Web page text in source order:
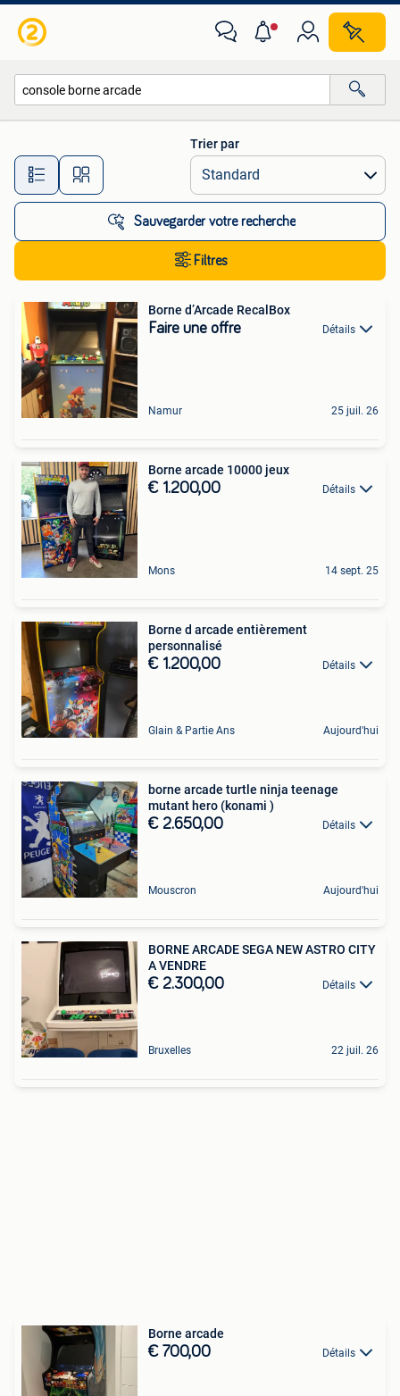
Toutes les distances…
Trier par
Sauvegarder votre recherche
Filtres
Borne d’Arcade RecalBox
Faire une offre Détails
Namur 25 juil. 26
Borne arcade 10000 jeux
€ 1.200,00 Détails
Mons 14 sept. 25
Borne d arcade entièrement
personnalisé
€ 1.200,00 Détails
Glain & Partie Ans Aujourd'hui
borne arcade turtle ninja teenage
mutant hero (konami )
€ 2.650,00 Détails
Mouscron Aujourd'hui
BORNE ARCADE SEGA NEW ASTRO CITY
A VENDRE
€ 2.300,00 Détails
Bruxelles 22 juil. 26
Borne arcade
€ 700,00 Détails